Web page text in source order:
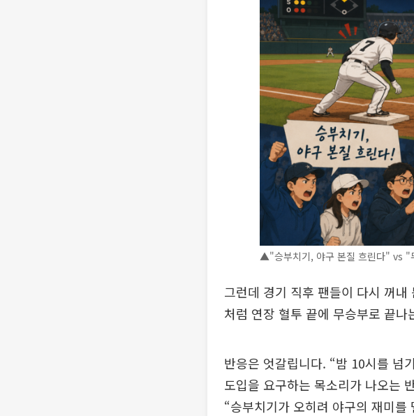
▲"승부치기, 야구 본질 흐린다" vs "
그런데 경기 직후 팬들이 다시 꺼
처럼 연장 혈투 끝에 무승부로 끝
반응은 엇갈립니다. “밤 10시를 넘
도입을 요구하는 목소리가 나오는
“승부치기가 오히려 야구의 재미